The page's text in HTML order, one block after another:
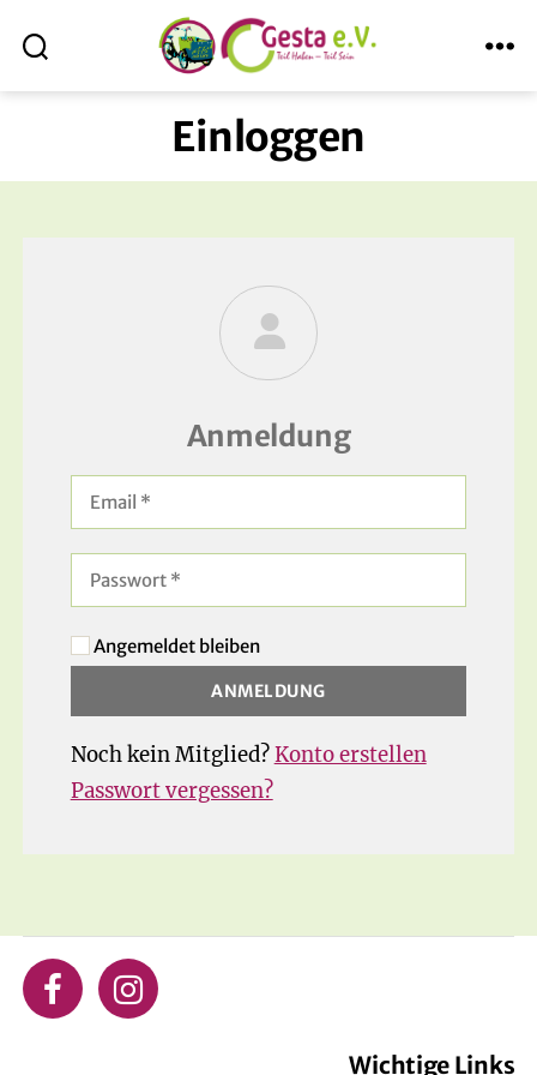
ABmitLara
Einloggen
Anmeldung
Angemeldet bleiben
Noch kein Mitglied?Konto erstellen
Passwort vergessen?
Wichtige Links